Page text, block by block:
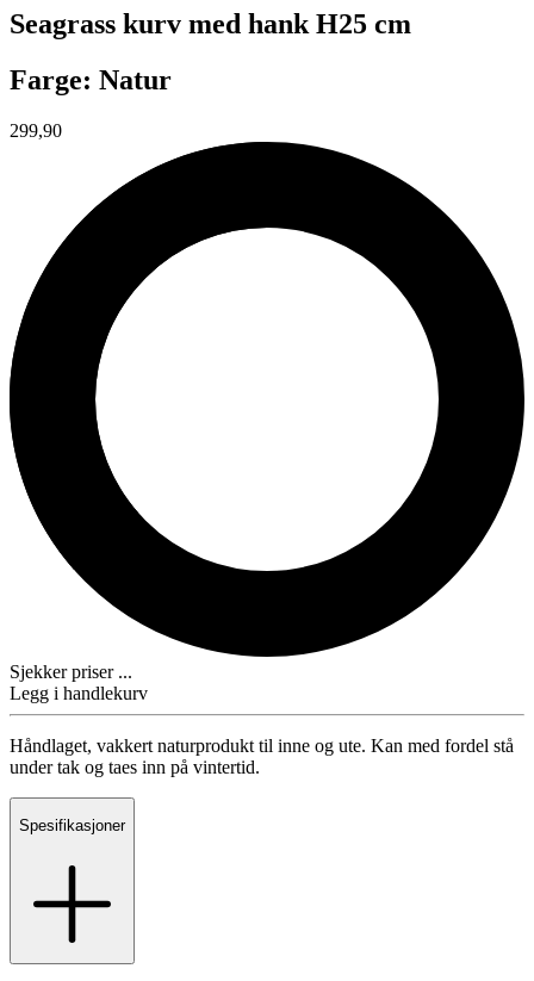
Seagrass kurv med hank H25 cm
Farge: Natur
299,90
Sjekker priser ...
Legg i handlekurv
Håndlaget, vakkert naturprodukt til inne og ute. Kan med fordel stå
under tak og taes inn på vintertid.
Spesifikasjoner